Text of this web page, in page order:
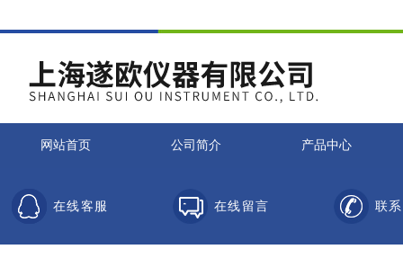
网站首页 公司简介 产品中心
在线客服 在线留言 联